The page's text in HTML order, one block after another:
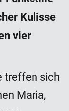
Kulisse
vier
treffen sich
Maria,